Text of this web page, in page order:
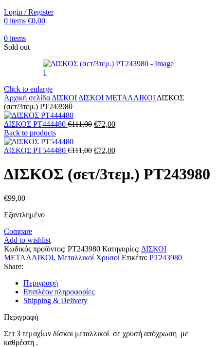
Login / Register
0 items €0,00
0 items
Sold out
Click to enlarge
Αρχική σελίδα ΔΙΣΚΟΙ ΔΙΣΚΟΙ ΜΕΤΑΛΛΙΚΟΙ ΔΙΣΚΟΣ
(σετ/3τεμ.) PT243980
ΔΙΣΚΟΣ PT444480 €111,00 €72,00
Back to products
ΔΙΣΚΟΣ PT544480 €111,00 €72,00
ΔΙΣΚΟΣ (σετ/3τεμ.) PT243980
€99,00
Εξαντλημένο
Compare
Add to wishlist
Κωδικός προϊόντος: PT243980 Κατηγορίες: ΔΙΣΚΟΙ
ΜΕΤΑΛΛΙΚΟΙ, Μεταλλικοί Χρυσοί Ετικέτα: PT243980
Share:
Περιγραφή
Επιπλέον πληροφορίες
Shipping & Delivery
Περιγραφή
Σετ 3 τεμαχίων δίσκοι μεταλλικοί σε χρυσή απόχρωση με
καθρέφτη .